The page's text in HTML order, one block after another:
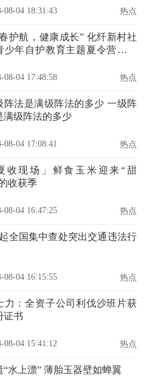
08-04 18:31:43 热点
护航，健康成长” 化纤新村社
少年自护教育主题夏令营圆满
08-04 17:48:58 热点
阵法是满级阵法的多少 一级阵
满级阵法的多少
08-04 17:08:41 热点
收现场」鲜食玉米迎来“甜
收获季
08-04 16:47:25 热点
全国集中查处突出交通违法行
08-04 16:15:55 热点
力：全资子公司利伐沙班片获
证书
08-04 15:41:12 热点
“水上漂” 薄胎玉器壁如蝉翼